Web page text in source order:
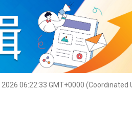
2026 06:22:34 GMT+0000 (Coordinated
灼見活動 關於我們